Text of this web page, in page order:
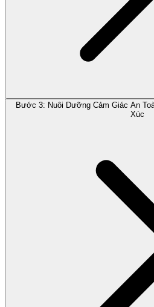
Bước 3: Nuôi Dưỡng Cảm Giác An
Xúc